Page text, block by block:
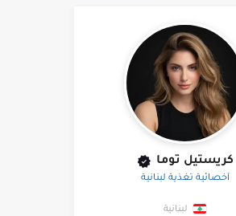
كريستيل توما
أخصائية تغذية لبنانية
لبنانية